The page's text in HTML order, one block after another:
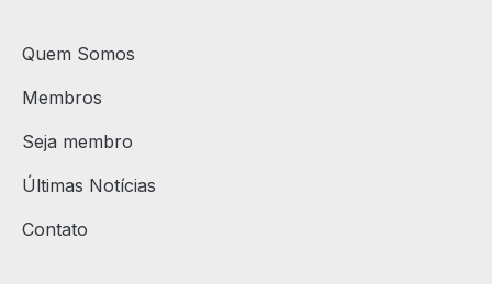
Quem Somos
Membros
Seja membro
Últimas Notícias
Contato